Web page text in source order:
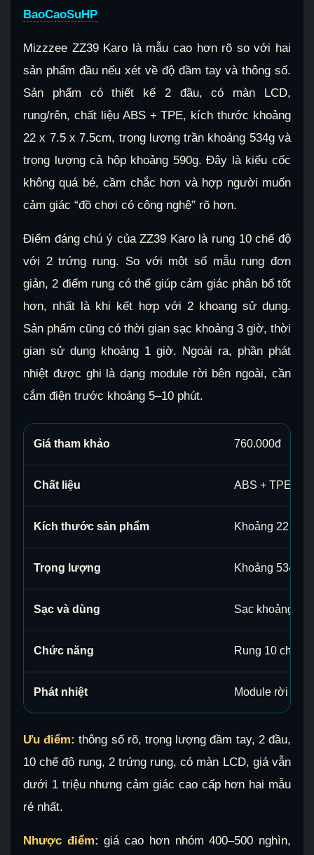
BaoCaoSuHP
Mizzzee ZZ39 Karo là mẫu cao hơn rõ so với hai
sản phẩm đầu nếu xét về độ đầm tay và thông số.
Sản phẩm có thiết kế 2 đầu, có màn LCD,
rung/rên, chất liệu ABS + TPE, kích thước khoảng
22 x 7.5 x 7.5cm, trọng lượng trần khoảng 534g và
trọng lượng cả hộp khoảng 590g. Đây là kiểu cốc
không quá bé, cầm chắc hơn và hợp người muốn
cảm giác “đồ chơi có công nghệ” rõ hơn.
Điểm đáng chú ý của ZZ39 Karo là rung 10 chế độ
với 2 trứng rung. So với một số mẫu rung đơn
giản, 2 điểm rung có thể giúp cảm giác phân bổ tốt
hơn, nhất là khi kết hợp với 2 khoang sử dụng.
Sản phẩm cũng có thời gian sạc khoảng 3 giờ, thời
gian sử dụng khoảng 1 giờ. Ngoài ra, phần phát
nhiệt được ghi là dạng module rời bên ngoài, cần
cắm điện trước khoảng 5–10 phút.
Giá tham khảo 760.000đ
Chất liệu ABS + TPE
Kích thước sản phẩm Khoảng 22 x
Trọng lượng Khoảng 534g,
Sạc và dùng Sạc khoảng 3
Chức năng Rung 10 chế
Phát nhiệt Module rời bên
Ưu điểm: thông số rõ, trọng lượng đầm tay, 2 đầu,
10 chế độ rung, 2 trứng rung, có màn LCD, giá vẫn
dưới 1 triệu nhưng cảm giác cao cấp hơn hai mẫu
rẻ nhất.
Nhược điểm: giá cao hơn nhóm 400–500 nghìn,